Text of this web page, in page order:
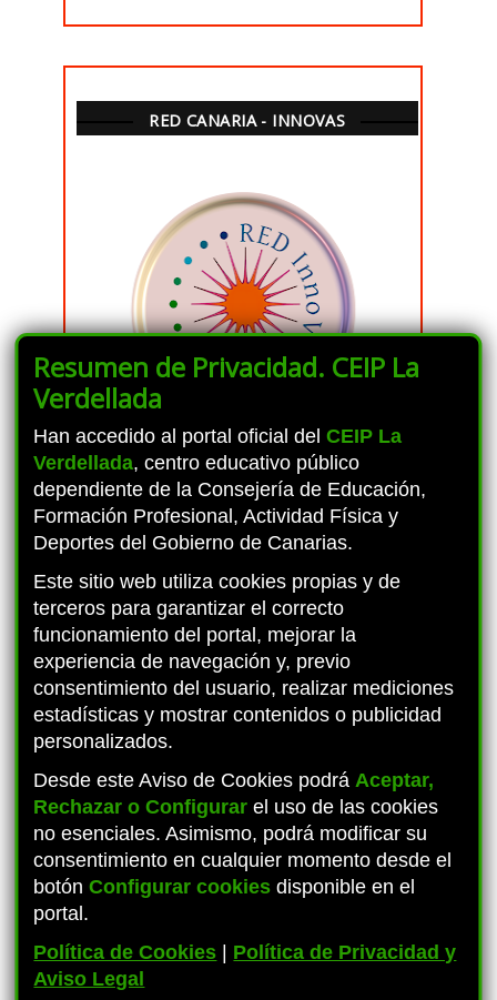
RED CANARIA - INNOVAS
PROYECTO MATEMÁTICAS OAOA
Resumen de Privacidad. CEIP La
Verdellada
Han accedido al portal oficial delCEIP La
Verdellada, centro educativo público
dependiente de la Consejería de Educación,
Formación Profesional, Actividad Física y
Deportes del Gobierno de Canarias.
Este sitio web utiliza cookies propias y de
terceros para garantizar el correcto
funcionamiento del portal, mejorar la
experiencia de navegación y, previo
consentimiento del usuario, realizar mediciones
estadísticas y mostrar contenidos o publicidad
personalizados.
Desde este Aviso de Cookies podráAceptar,
Rechazar o Configurar el uso de las cookies
no esenciales. Asimismo, podrá modificar su
consentimiento en cualquier momento desde el
botónConfigurar cookies disponible en el
portal.
Política de Cookies
Política de Privacidad y
Aviso Legal